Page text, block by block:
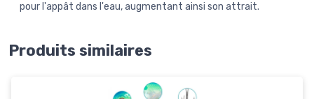
pour l'appât dans l'eau, augmentant ainsi son attrait.
Produits similaires